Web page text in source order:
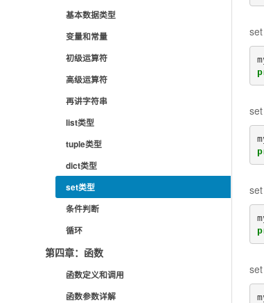
基本数据类型
变量和常量
初级运算符
高级运算符
再讲字符串
list类型
tuple类型
dict类型
set类型
条件判断
循环
第四章：函数
函数定义和调用
函数参数详解